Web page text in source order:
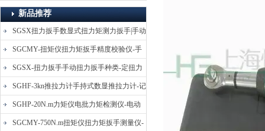
新品推荐
SGSX扭力扳手数显式扭力矩测力扳手|手动
定扭矩检测扳手
SGCMY-扭矩仪扭力矩扳手精度校验仪-手
动扳子扭矩校准仪
SGSX-扭力扳手手动扭力扳手种类-定扭力
矩检测扳手价格
SGHF-3kn推拉力计手持式数显推拉力计-记
忆数据拉压力测力计
SGHP-20N.m力矩仪电批力矩检测仪-电动
螺丝批扭力矩测试仪
SGCMY-750N.m扭矩仪扭力矩扳手测量仪-